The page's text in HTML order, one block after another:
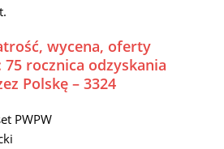
wycena, oferty
75 rocznica odzyskania
Polskę – 3324
PWPW